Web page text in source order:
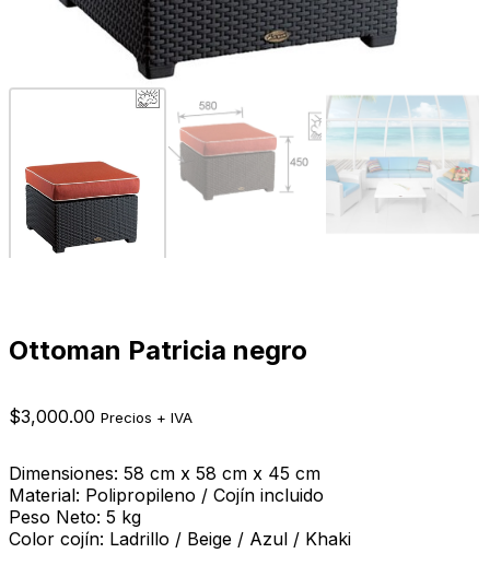
Ottoman Patricia negro
$3,000.00 Precios + IVA
Dimensiones: 58 cm x 58 cm x 45 cm
Material: Polipropileno / Cojín incluido
Peso Neto: 5 kg
Color cojín: Ladrillo / Beige / Azul / Khaki